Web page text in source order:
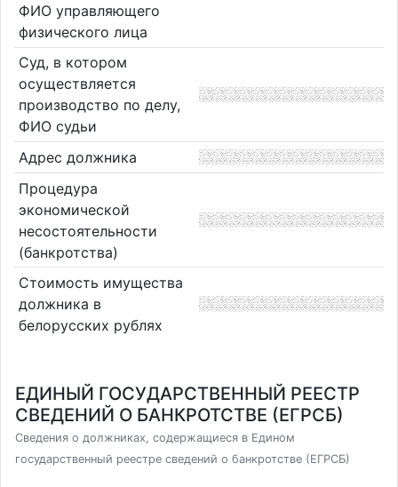
ФИО управляющего
физического лица
Суд, в котором
осуществляется
производство по делу,
ФИО судьи
Адрес должника
Процедура
экономической
несостоятельности
(банкротства)
Стоимость имущества
должника в
белорусских рублях
ЕДИНЫЙ ГОСУДАРСТВЕННЫЙ РЕЕСТР
СВЕДЕНИЙ О БАНКРОТСТВЕ (ЕГРСБ)
Сведения о должниках, содержащиеся в Едином
государственный реестре сведений о банкротстве (ЕГРСБ)